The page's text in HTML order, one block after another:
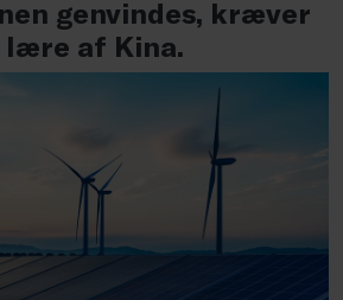
genvindes, kræver
af Kina.